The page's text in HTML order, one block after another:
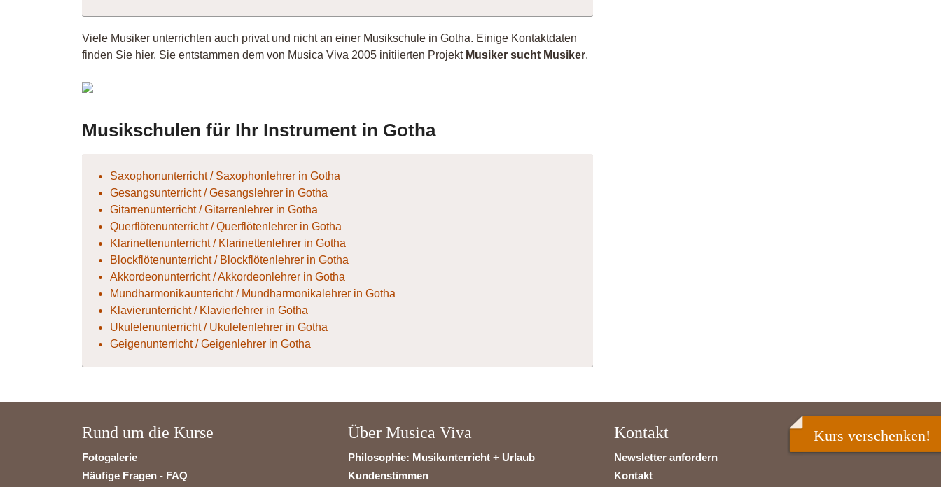
Viele Musiker unterrichten auch privat und nicht an einer Musikschule in Gotha. Einige Kontaktdaten
finden Sie hier. Sie entstammen dem von Musica Viva 2005 initiierten Projekt Musiker sucht Musiker.
Musikschulen für Ihr Instrument in Gotha
Saxophonunterricht / Saxophonlehrer in Gotha
Gesangsunterricht / Gesangslehrer in Gotha
Gitarrenunterricht / Gitarrenlehrer in Gotha
Querflötenunterricht / Querflötenlehrer in Gotha
Klarinettenunterricht / Klarinettenlehrer in Gotha
Blockflötenunterricht / Blockflötenlehrer in Gotha
Akkordeonunterricht / Akkordeonlehrer in Gotha
Mundharmonikauntericht / Mundharmonikalehrer in Gotha
Klavierunterricht / Klavierlehrer in Gotha
Ukulelenunterricht / Ukulelenlehrer in Gotha
Geigenunterricht / Geigenlehrer in Gotha
Rund um die Kurse
Fotogalerie
Häufige Fragen - FAQ
Über Musica Viva
Philosophie: Musikunterricht + Urlaub
Kundenstimmen
Kontakt
Newsletter anfordern
Kontakt
Kurs verschenken!